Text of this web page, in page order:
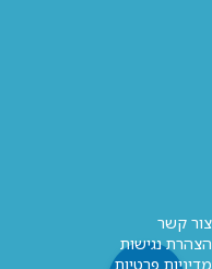
צור קשר
הצהרת נגישות
מדיניות פרטיות